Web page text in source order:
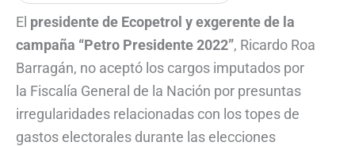
El presidente de Ecopetrol y exgerente de la
campaña “Petro Presidente 2022”, Ricardo Roa
Barragán, no aceptó los cargos imputados por
la Fiscalía General de la Nación por presuntas
irregularidades relacionadas con los topes de
gastos electorales durante las elecciones